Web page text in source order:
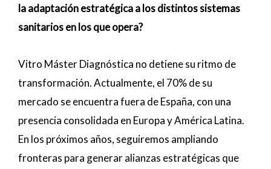
la adaptación estratégica a los distintos sistemas
sanitarios en los que opera?
Vitro Máster Diagnóstica no detiene su ritmo de
transformación. Actualmente, el 70% de su
mercado se encuentra fuera de España, con una
presencia consolidada en Europa y América Latina.
En los próximos años, seguiremos ampliando
fronteras para generar alianzas estratégicas que